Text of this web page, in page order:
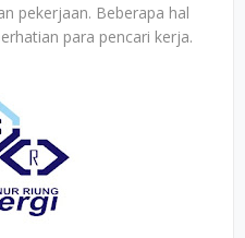
pekerjaan. Beberapa hal
para pencari kerja.